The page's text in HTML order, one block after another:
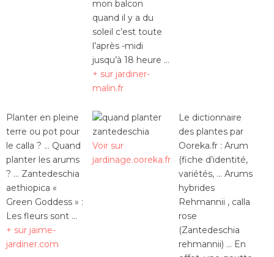
mon balcon
quand il y a du
soleil c’est toute
l’après -midi
jusqu’à 18 heure …
+ sur jardiner-
malin.fr
Planter en pleine
terre ou pot pour
le calla ? … Quand
planter les arums
? … Zantedeschia
aethiopica «
Green Goddess » :
Les fleurs sont …
+ sur jaime-
jardiner.com
Voir sur
jardinage.ooreka.fr
Le dictionnaire
des plantes par
Ooreka.fr : Arum
(fiche d’identité,
variétés, … Arums
hybrides
Rehmannii , calla
rose
(Zantedeschia
rehmannii) … En